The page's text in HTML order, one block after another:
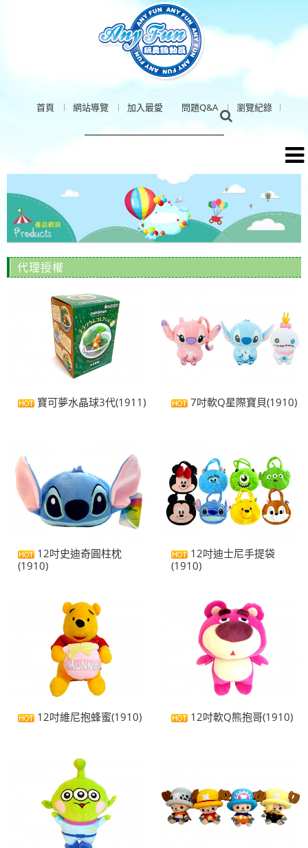
首頁 網站導覽 加入最愛 問題Q&A 瀏覽紀錄
代理授權
寶可夢水晶球3代(1911) 7吋軟Q星際寶貝(1910)
12吋史迪奇圓柱枕
(1910)
12吋迪士尼手提袋
(1910)
12吋維尼抱蜂蜜(1910) 12吋軟Q熊抱哥(1910)